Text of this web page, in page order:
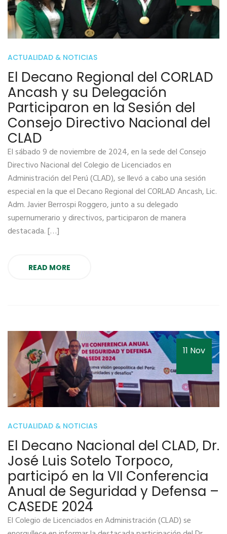
ACTUALIDAD & NOTICIAS
El Decano Regional del CORLAD
Ancash y su Delegación
Participaron en la Sesión del
Consejo Directivo Nacional del
CLAD
El sábado 9 de noviembre de 2024, en la sede del Consejo
Directivo Nacional del Colegio de Licenciados en
Administración del Perú (CLAD), se llevó a cabo una sesión
especial en la que el Decano Regional del CORLAD Ancash, Lic.
Adm. Javier Berrospi Roggero, junto a su delegado
supernumerario y directivos, participaron de manera
destacada. […]
READ MORE
11 Nov
ACTUALIDAD & NOTICIAS
El Decano Nacional del CLAD, Dr.
José Luis Sotelo Torpoco,
participó en la VII Conferencia
Anual de Seguridad y Defensa –
CASEDE 2024
El Colegio de Licenciados en Administración (CLAD) se